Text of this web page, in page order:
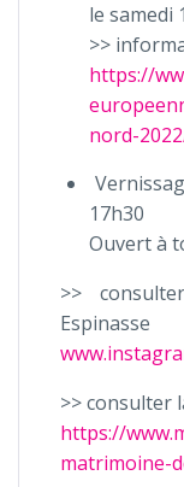
le samedi
>>
https://
nord-
17h30
Ouvert à
>>
Espinasse
>> consulter
https://
matrimoine-